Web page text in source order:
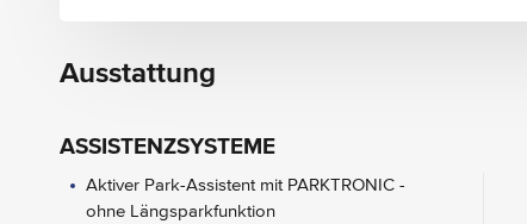
Ausstattung
ASSISTENZSYSTEME
Aktiver Park-Assistent mit PARKTRONIC -
ohne Längsparkfunktion